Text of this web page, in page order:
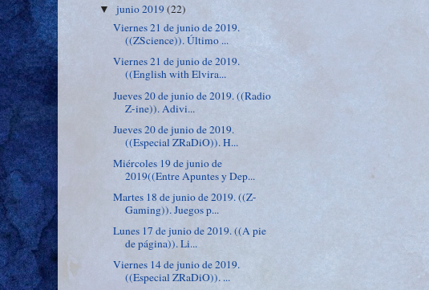
▼junio 2019(22)
Viernes 21 de junio de 2019.
((ZScience)). Último ...
Viernes 21 de junio de 2019.
((English with Elvira...
Jueves 20 de junio de 2019. ((Radio
Z-ine)). Adivi...
Jueves 20 de junio de 2019.
((Especial ZRaDiO)). H...
Miércoles 19 de junio de
2019((Entre Apuntes y Dep...
Martes 18 de junio de 2019. ((Z-
Gaming)). Juegos p...
Lunes 17 de junio de 2019. ((A pie
de página)). Li...
Viernes 14 de junio de 2019.
((Especial ZRaDiO)). ...